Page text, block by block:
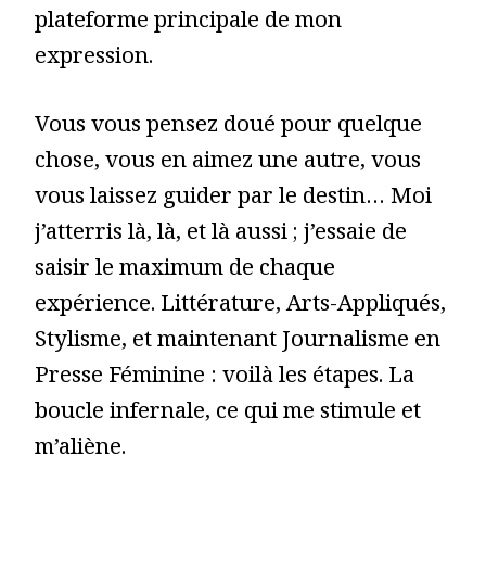
plateforme principale de mon
expression.
Vous vous pensez doué pour quelque
chose, vous en aimez une autre, vous
vous laissez guider par le destin… Moi
j’atterris là, là, et là aussi ; j’essaie de
saisir le maximum de chaque
expérience. Littérature, Arts-Appliqués,
Stylisme, et maintenant Journalisme en
Presse Féminine : voilà les étapes. La
boucle infernale, ce qui me stimule et
m’aliène.